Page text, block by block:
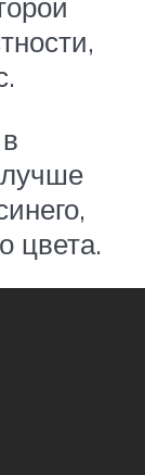
лучше
цвета.